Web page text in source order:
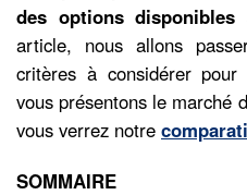
des options
article, nous allons
critères à considérer
vous présentons le marché
vous verrez notre
SOMMAIRE